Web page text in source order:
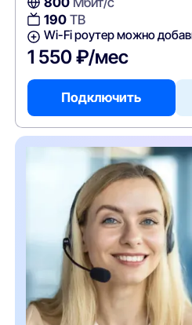
190ТВ
Wi-Fi роутер можно
1 550 ₽/мес
Подключить